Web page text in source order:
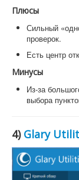
Плюсы
Сильный
проверок.
Есть центр
Минусы
Из-за
выбора
4) Glary